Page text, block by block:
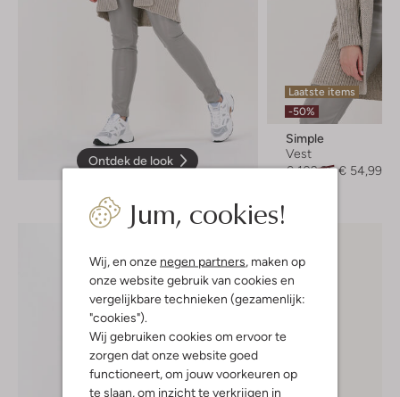
Jum, cookies!
Wij, en onze negen partners , maken op
onze website gebruik van cookies en
vergelijkbare technieken (gezamenlijk:
"cookies").
Wij gebruiken cookies om ervoor te
zorgen dat onze website goed
functioneert, om jouw voorkeuren op
te slaan, om inzicht te verkrijgen in
Ontdek de look
Laatste items
-50%
Simple
Vest
€ 109,95 € 54,99